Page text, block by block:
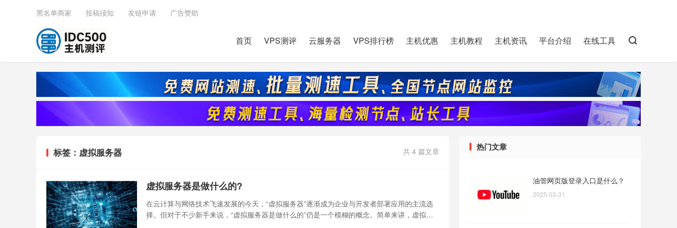
黑名单商家 投稿须知 友链申请 广告赞助
首页 VPS测评 云服务器 VPS排行榜 主机优惠 主机教程 主机资讯 平台介绍 在线工具
标签：虚拟服务器 共 4 篇文章
虚拟服务器是做什么的?
在云计算与网络技术飞速发展的今天，“虚拟服务器”逐渐成为企业与开发者部署应用的主流选
择。但对于不少新手来说，“虚拟服务器是做什么的”仍是一个模糊的概念。简单来讲，虚拟服
热门文章
油管网页版登录入口是什么？
2025-03-31